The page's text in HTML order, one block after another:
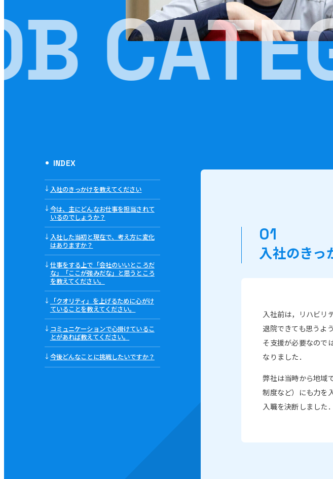
INDEX
↓ 入社のきっかけを教えてください
↓今は、主にどんなお仕事を担当されて
いるのでしょうか？
↓入社した当初と現在で、考え方に変化
はありますか？
↓仕事をする上で「会社のいいところだ
な」「ここが強みだな」と思うところ
を教えてください。
↓
「クオリティ」を上げるために心がけ
ていることを教えてください。
↓ コミュニケーションで心掛けているこ
とがあれば教えてください。
↓今後どんなことに挑戦したいですか？
入社のきっ
入社前は，リハビリ
退院できても思うよ
そ支援が必要なので
なりました．
弊社は当時から地域
制度など）にも力を
入職を決断しました．